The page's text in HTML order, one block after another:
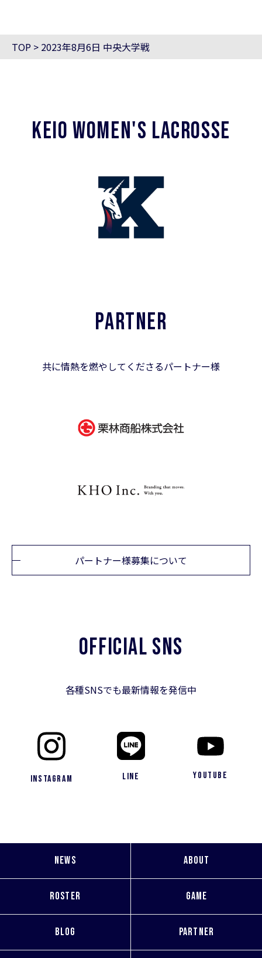
TOP > 2023年8月6日 中央大学戦
KEIO WOMEN'S LACROSSE
PARTNER
共に情熱を燃やしてくださるパートナー様
パートナー様募集について
OFFICIAL SNS
各種SNSでも最新情報を発信中
Instagram LINE YouTube
NEWS ABOUT
ROSTER GAME
BLOG PARTNER